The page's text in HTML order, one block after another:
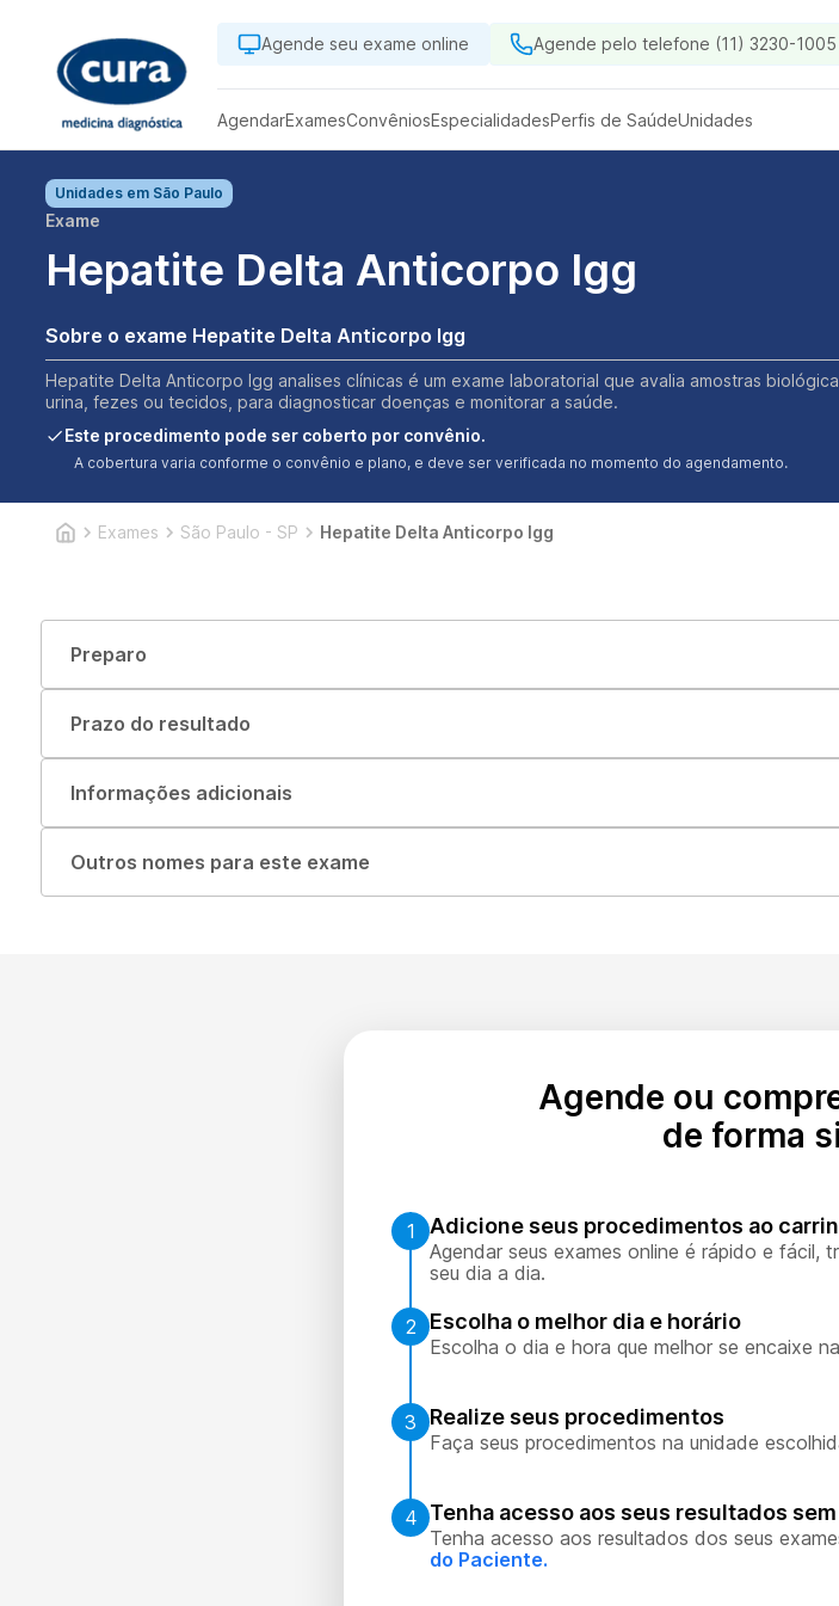
Agende seu exame online Agende pelo telefone (11) 3230-1005
AgendarExamesConvêniosEspecialidadesPerfis de SaúdeUnidades
Unidades em São Paulo
Exame
Hepatite Delta Anticorpo Igg
Sobre o exame Hepatite Delta Anticorpo Igg
Hepatite Delta Anticorpo Igg analises clínicas é um exame laboratorial que avalia amostras
urina, fezes ou tecidos, para diagnosticar doenças e monitorar a saúde.
Este procedimento pode ser coberto por convênio.
A cobertura varia conforme o convênio e plano, e deve ser verificada no momento do agendamento.
Exames São Paulo - SP Hepatite Delta Anticorpo Igg
Preparo
Prazo do resultado
Informações adicionais
Outros nomes para este exame
Agende ou
de forma
1 Adicione seus procedimentos ao
Agendar seus exames online é rápido e fácil,
seu dia a dia.
2 Escolha o melhor dia e horário
Escolha o dia e hora que melhor se encaixe
3 Realize seus procedimentos
Faça seus procedimentos na unidade
4 Tenha acesso aos seus resultados
Tenha acesso aos resultados dos seus
do Paciente.